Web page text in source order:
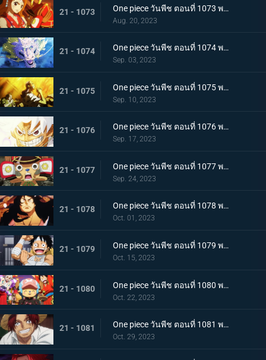
21 - 1073 One piece วันพีช ตอนที่ 1073 พากย์ไทย ไม่มีที่ให้หนี ภาพเกาะโอนิกาชิมะในนรก
Aug. 20, 2023
21 - 1074 One piece วันพีช ตอนที่ 1074 พากย์ไทย เชื่อในโมโมะ ท่าเด็ดครั้งสุดท้ายของลูฟี่
Sep. 03, 2023
21 - 1075 One piece วันพีช ตอนที่ 1075 พากย์ไทย คำอธิษฐาน 20 ปี ทวงคืนแคว้นวาโนะ
Sep. 10, 2023
21 - 1076 One piece วันพีช ตอนที่ 1076 พากย์ไทย โลกที่ลูฟี่ปรารถนา
Sep. 17, 2023
21 - 1077 One piece วันพีช ตอนที่ 1077 พากย์ไทย ปิดฉาก ผู้ชนะ ลูฟี่หมวกฟาง
Sep. 24, 2023
21 - 1078 One piece วันพีช ตอนที่ 1078 พากย์ไทย การกลับมา โชกุนแห่งแคว้นวาโนะ โคสึกิ โมโมโนะสุเกะ
Oct. 01, 2023
21 - 1079 One piece วันพีช ตอนที่ 1079 พากย์ไทย ยามเช้ามาถึง การพักผ่อนของพวกลูฟี่
Oct. 15, 2023
21 - 1080 One piece วันพีช ตอนที่ 1080 พากย์ไทย งานเลี้ยงฉลอง เหล่าจักรพรรดิแห่งท้องทะเลคนใหม่
Oct. 22, 2023
21 - 1081 One piece วันพีช ตอนที่ 1081 พากย์ไทย โลกจะลุกเป็นไฟ การโจมตีของพลเรือเอก
Oct. 29, 2023